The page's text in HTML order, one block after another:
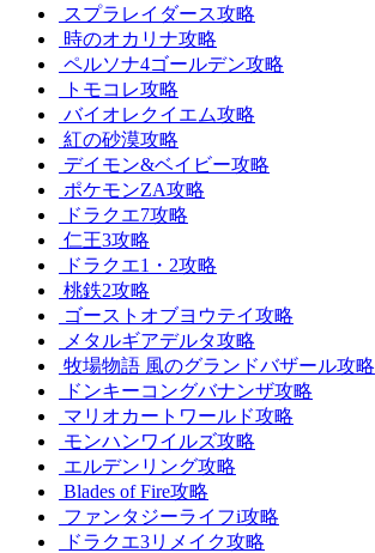
スプラレイダース攻略
時のオカリナ攻略
ペルソナ4ゴールデン攻略
トモコレ攻略
バイオレクイエム攻略
紅の砂漠攻略
デイモン&ベイビー攻略
ポケモンZA攻略
ドラクエ7攻略
仁王3攻略
ドラクエ1・2攻略
桃鉄2攻略
ゴーストオブヨウテイ攻略
メタルギアデルタ攻略
牧場物語 風のグランドバザール攻略
ドンキーコングバナンザ攻略
マリオカートワールド攻略
モンハンワイルズ攻略
エルデンリング攻略
Blades of Fire攻略
ファンタジーライフi攻略
ドラクエ3リメイク攻略